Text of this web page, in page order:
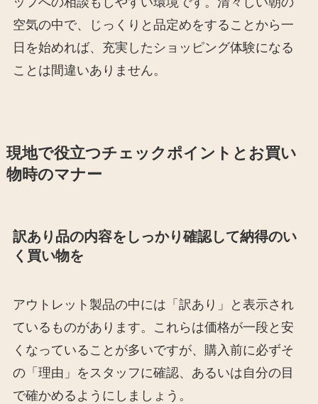
空気の中で、じっくりと品定めをすることから一
日を始めれば、充実したショッピング体験になる
ことは間違いありません。
現地で役立つチェックポイントとお買い
物時のマナー
訳あり品の内容をしっかり確認して納得のい
く買い物を
アウトレット製品の中には「訳あり」と表示され
ているものがあります。これらは価格が一段と安
くなっていることが多いですが、購入前に必ずそ
の「理由」をスタッフに確認、あるいは自分の目
で確かめるようにしましょう。